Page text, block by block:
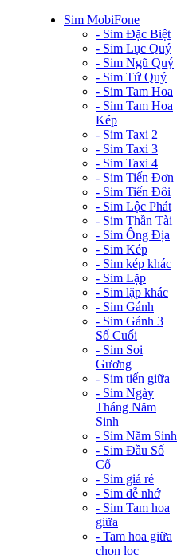
Sim MobiFone
- Sim Đặc Biệt
- Sim Lục Quý
- Sim Ngũ Quý
- Sim Tứ Quý
- Sim Tam Hoa
- Sim Tam Hoa
Kép
- Sim Taxi 2
- Sim Taxi 3
- Sim Taxi 4
- Sim Tiến Đơn
- Sim Tiến Đôi
- Sim Lộc Phát
- Sim Thần Tài
- Sim Ông Địa
- Sim Kép
- Sim kép khác
- Sim Lặp
- Sim lặp khác
- Sim Gánh
- Sim Gánh 3
Số Cuối
- Sim Soi
Gương
- Sim tiến giữa
- Sim Ngày
Tháng Năm
Sinh
- Sim Năm Sinh
- Sim Đầu Số
Cổ
- Sim giá rẻ
- Sim dễ nhớ
- Sim Tam hoa
giữa
- Tam hoa giữa
chọn lọc